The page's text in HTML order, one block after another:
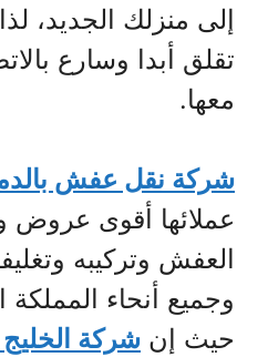
إلى منزلك الجديد،
تقلق أبدا وسارع
معها.
شركة نقل عفش
عملائها أقوى
العفش وتركيبه
وجميع أنحاء المملكة
حيث إن شركة